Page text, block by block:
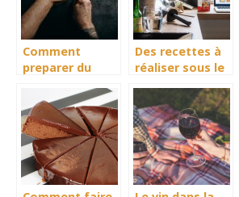
Comment
preparer du
trappeur ?
Des recettes à
réaliser sous le